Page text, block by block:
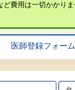
費用は一切かかり
医師登録フォーム